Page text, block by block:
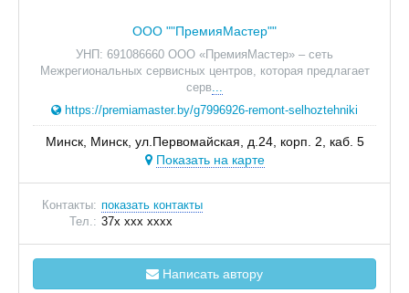
ООО ""ПремияМастер""
УНП: 691086660 ООО «ПремияМастер» – сеть
Межрегиональных сервисных центров, которая предлагает
серв...
https://premiamaster.by/g7996926-remont-selhoztehniki
Минск, Минск, ул.Первомайская, д.24, корп. 2, каб. 5
Показать на карте
Контакты: показать контакты
Тел.: 37x xxx xxxx
Написать автору